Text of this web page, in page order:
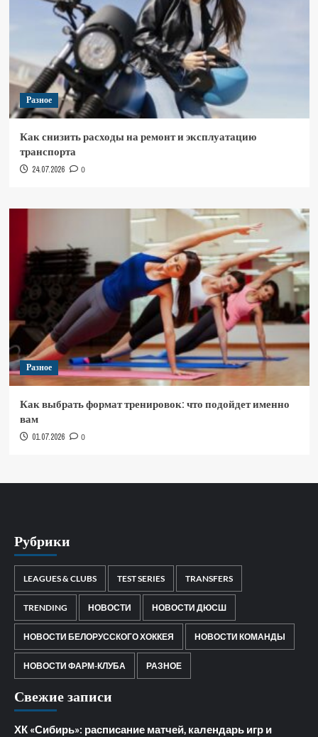
Разное
Как снизить расходы на ремонт и эксплуатацию
транспорта
24.07.2026 0
Разное
Как выбрать формат тренировок: что подойдет именно
вам
01.07.2026 0
Рубрики
LEAGUES & CLUBS TEST SERIES TRANSFERS
TRENDING НОВОСТИ НОВОСТИ ДЮСШ
НОВОСТИ БЕЛОРУССКОГО ХОККЕЯ НОВОСТИ КОМАНДЫ
НОВОСТИ ФАРМ-КЛУБА РАЗНОЕ
Свежие записи
ХК «Сибирь»: расписание матчей, календарь игр и